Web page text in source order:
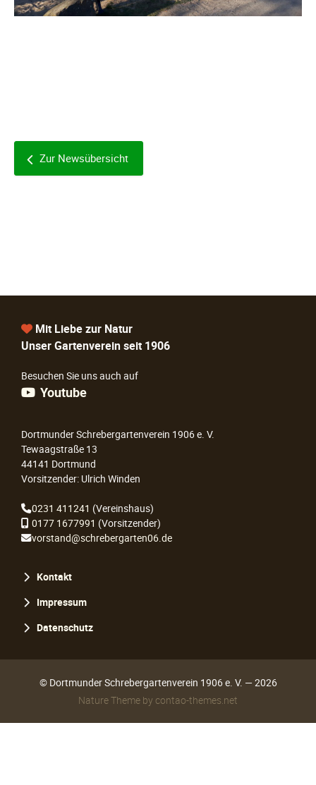
Zur Newsübersicht
Mit Liebe zur Natur
Unser Gartenverein seit 1906
Besuchen Sie uns auch auf
Youtube
Dortmunder Schrebergartenverein 1906 e. V.
Tewaagstraße 13
44141 Dortmund
Vorsitzender: Ulrich Winden
0231 411241 (Vereinshaus)
0177 1677991 (Vorsitzender)
vorstand@schrebergarten06.de
überspringen
Kontakt
Impressum
Datenschutz
© Dortmunder Schrebergartenverein 1906 e. V. — 2026
Nature Theme by contao-themes.net